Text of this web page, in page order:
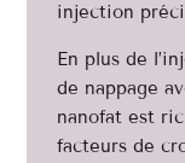
injection
En plus de
de nappage
nanofat est
facteurs de